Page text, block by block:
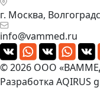
г. Москва,
info@vammed.ru
© 2026 ООО
Разработка AQIRUS